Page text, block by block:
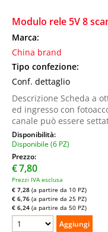
Modulo rele 5V 8
Marca:
China brand
Tipo confezione:
Conf. dettaglio
Descrizione Scheda a
ed ingresso con
canale può essere
Disponibilità:
Disponibile (6 PZ)
Prezzo:
€7,80
Prezzi IVA esclusa
€ 7,28 (a partire da 10 PZ)
€ 6,76 (a partire da 25 PZ)
€ 6,24 (a partire da 50 PZ)